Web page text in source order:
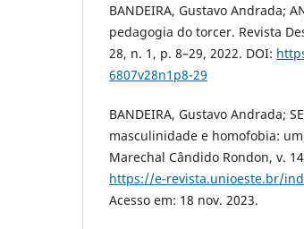
BANDEIRA, Gustavo Andrada;
pedagogia do torcer. Revista
28, n. 1, p. 8–29, 2022. DOI:
6807v28n1p8-29
BANDEIRA, Gustavo Andrada;
masculinidade e homofobia:
Marechal Cândido Rondon, v.
https://e-revista.unioeste.br/
Acesso em: 18 nov. 2023.